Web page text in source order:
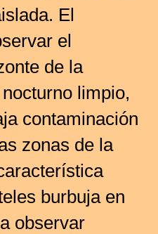
El
el
de la
limpio,
contaminación
zonas de la
burbuja en
observar